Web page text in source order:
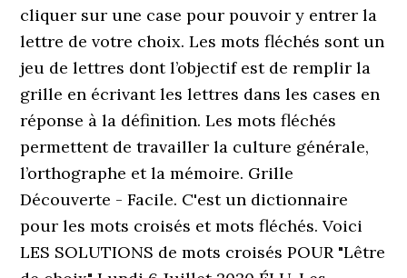
cliquer sur une case pour pouvoir y entrer la
lettre de votre choix. Les mots fléchés sont un
jeu de lettres dont l’objectif est de remplir la
grille en écrivant les lettres dans les cases en
réponse à la définition. Les mots fléchés
permettent de travailler la culture générale,
l’orthographe et la mémoire. Grille
Découverte - Facile. C'est un dictionnaire
pour les mots croisés et mots fléchés. Voici
LES SOLUTIONS de mots croisés POUR "Lêtre